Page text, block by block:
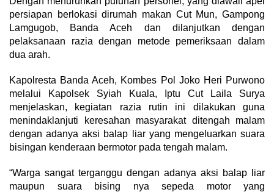
persiapan berlokasi dirumah makan Cut Mun, Gampong
Lamgugob, Banda Aceh dan dilanjutkan dengan
pelaksanaan razia dengan metode pemeriksaan dalam
dua arah.
Kapolresta Banda Aceh, Kombes Pol Joko Heri Purwono
melalui Kapolsek Syiah Kuala, Iptu Cut Laila Surya
menjelaskan, kegiatan razia rutin ini dilakukan guna
menindaklanjuti keresahan masyarakat ditengah malam
dengan adanya aksi balap liar yang mengeluarkan suara
bisingan kenderaan bermotor pada tengah malam.
“Warga sangat terganggu dengan adanya aksi balap liar
maupun suara bising nya sepeda motor yang